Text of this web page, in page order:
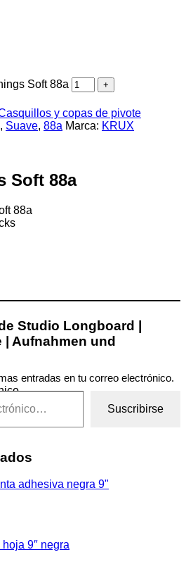
Soft 88a
y copas de pivote
, Suave, 88a Marca: KRUX
Soft 88a
88a
Studio Longboard |
| Aufnahmen und
entradas en tu correo electrónico.
Suscribirse
9″ negra